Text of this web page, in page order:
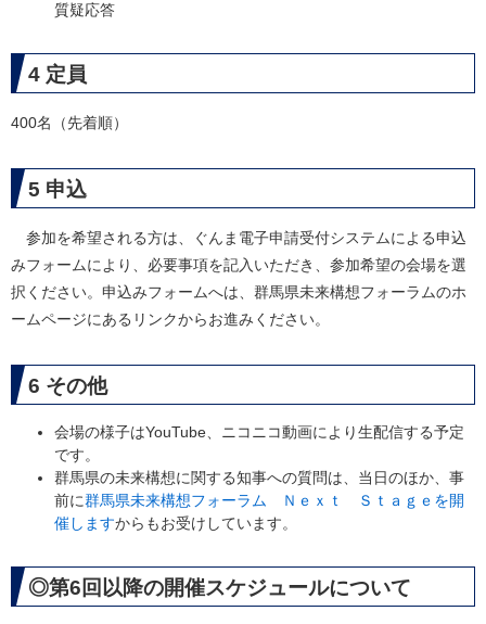
​質疑応答
4 定員
400名（先着順）
5 申込
参加を希望される方は、ぐんま電子申請受付システムによる申込
みフォームにより、必要事項を記入いただき、参加希望の会場を選
択ください。申込みフォームへは、群馬県未来構想フォーラムのホ
ームページにあるリンクからお進みください。
6 その他
会場の様子はYouTube、ニコニコ動画により生配信する予定
です。
群馬県の未来構想に関する知事への質問は、当日のほか、事
前に群馬県未来構想フォーラム Ｎｅｘｔ Ｓｔａｇｅを開
催しますからもお受けしています。
◎第6回以降の開催スケジュールについて